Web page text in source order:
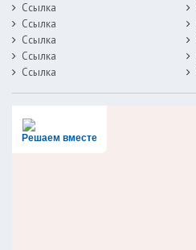
Ссылка
Ссылка
Ссылка
Ссылка
Ссылка
Решаем вместе